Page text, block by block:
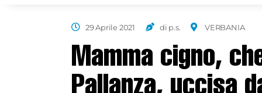
29 Aprile 2021 di p.s. VERBANIA
Mamma cigno,